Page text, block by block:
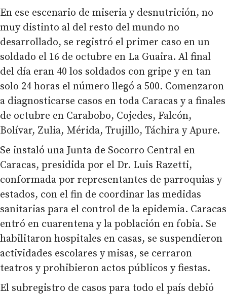
En ese escenario de miseria y desnutrición, no
muy distinto al del resto del mundo no
desarrollado, se registró el primer caso en un
soldado el 16 de octubre en La Guaira. Al final
del día eran 40 los soldados con gripe y en tan
solo 24 horas el número llegó a 500. Comenzaron
a diagnosticarse casos en toda Caracas y a finales
de octubre en Carabobo, Cojedes, Falcón,
Bolívar, Zulia, Mérida, Trujillo, Táchira y Apure.
Se instaló una Junta de Socorro Central en
Caracas, presidida por el Dr. Luis Razetti,
conformada por representantes de parroquias y
estados, con el fin de coordinar las medidas
sanitarias para el control de la epidemia. Caracas
entró en cuarentena y la población en fobia. Se
habilitaron hospitales en casas, se suspendieron
actividades escolares y misas, se cerraron
teatros y prohibieron actos públicos y fiestas.
El subregistro de casos para todo el país debió